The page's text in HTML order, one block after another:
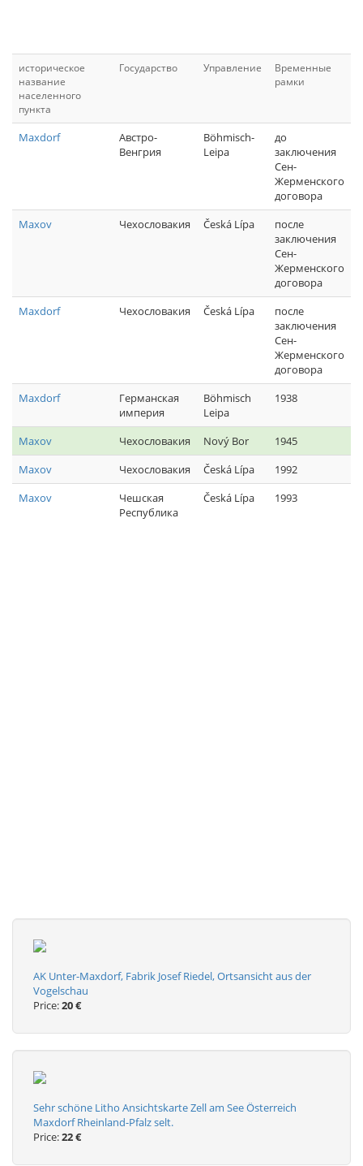
историческое
название
населенного
пункта
Государство Управление
Временные
рамки
Maxdorf
Австро-
Венгрия
Böhmisch-
Leipa
до
заключения
Сен-
Жерменского
договора
Maxov
Чехословакия Česká Lípa
после
заключения
Сен-
Жерменского
договора
Maxdorf
Чехословакия Česká Lípa
после
заключения
Сен-
Жерменского
договора
Maxdorf
Германская
империя
Böhmisch
Leipa
1938
Maxov Чехословакия Nový Bor
1945
Maxov
Чехословакия Česká Lípa
1992
Maxov
Чешская
Республика
Česká Lípa 1993
AK Unter-Maxdorf, Fabrik Josef Riedel, Ortsansicht aus der
Vogelschau
Price:20 €
Sehr schöne Litho Ansichtskarte Zell am See Österreich
Maxdorf Rheinland-Pfalz selt.
Price:22 €